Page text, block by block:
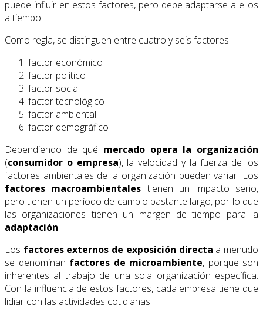
puede influir en estos factores, pero debe adaptarse a ellos
a tiempo.
Como regla, se distinguen entre cuatro y seis factores:
factor económico
factor político
factor social
factor tecnológico
factor ambiental
factor demográfico
Dependiendo de qué mercado opera la organización
(consumidor o empresa), la velocidad y la fuerza de los
factores ambientales de la organización pueden variar. Los
factores macroambientales tienen un impacto serio,
pero tienen un período de cambio bastante largo, por lo que
las organizaciones tienen un margen de tiempo para la
adaptación.
Los factores externos de exposición directa a menudo
se denominan factores de microambiente, porque son
inherentes al trabajo de una sola organización específica.
Con la influencia de estos factores, cada empresa tiene que
lidiar con las actividades cotidianas.